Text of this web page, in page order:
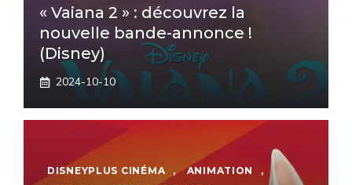
« Vaiana 2 » : découvrez la
nouvelle bande-annonce !
(Disney)
2024-10-10
DISNEYPLUS CINÉMA , ANIMATION
,